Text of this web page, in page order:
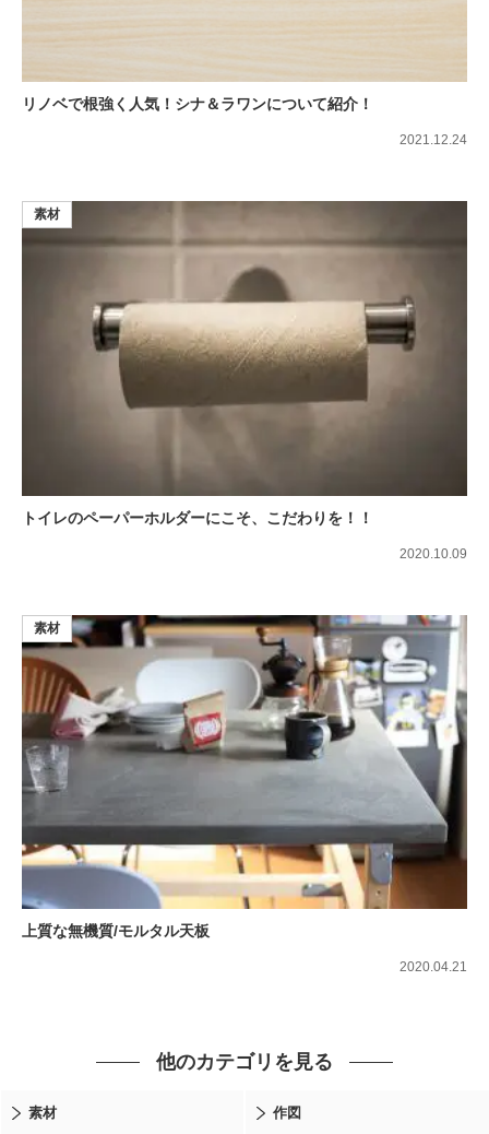
リノベで根強く人気！シナ＆ラワンについて紹介！
2021.12.24
トイレのペーパーホルダーにこそ、こだわりを！！
素材
2020.10.09
上質な無機質/モルタル天板
素材
2020.04.21
他のカテゴリを見る
素材 作図